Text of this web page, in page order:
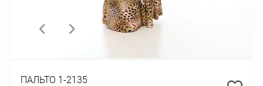
ПАЛЬТО 1-2135